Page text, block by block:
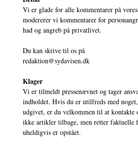
Vi er glade for alle kommentarer på
modererer vi kommentarer for
had og angreb på privatlivet.
Du kan skrive til os på
redaktion@sydavisen.dk
Klager
Vi er tilmeldt pressenævnet og tager
indholdet. Hvis du er utilfreds med
udgivet, er du velkommen til at
ikke artikler tilbage, men retter faktuelle
uheldigvis er opstået.